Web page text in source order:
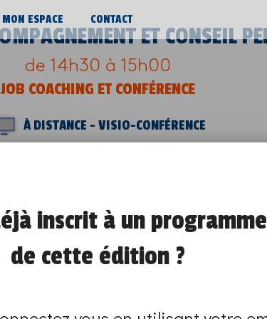
MON ESPACE CONTACT
ET CONSEIL
de 14h30 à 15h00
JOB COACHING ET CONFÉRENCE
À DISTANCE - VISIO-CONFÉRENCE
à distance, en visio-conférence.
organise le programme reviendra
renseignant vos critères sur
inscrit à un
de cette édition ?